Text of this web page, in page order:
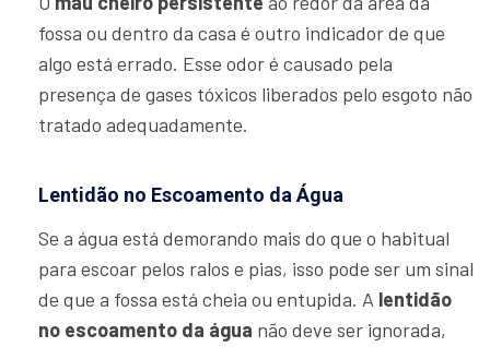
fossa ou dentro da casa é outro indicador de que
algo está errado. Esse odor é causado pela
presença de gases tóxicos liberados pelo esgoto não
tratado adequadamente.
Lentidão no Escoamento da Água
Se a água está demorando mais do que o habitual
para escoar pelos ralos e pias, isso pode ser um sinal
de que a fossa está cheia ou entupida. A lentidão
no escoamento da água não deve ser ignorada,